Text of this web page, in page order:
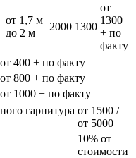
от 1,7 м
до 2 м
2000 1300
от
1300
+ по
факту
от 400 + по факту
от 800 + по факту
от 1000 + по факту
гарнитура от 1500 /
от 5000
10% от
стоимости